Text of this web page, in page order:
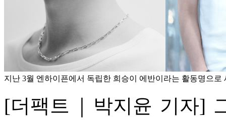
지난 3월 엔하이픈에서 독립한 희승이 에반이라는 활동명으로
[더팩트｜박지윤 기자]